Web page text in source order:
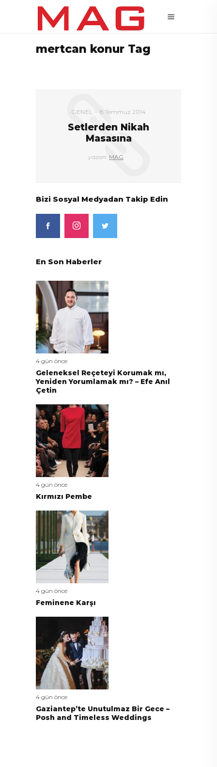
mertcan konur Tag
GENEL 8 Temmuz 2014
Setlerden Nikah
Masasına
yazan: MAG
Bizi Sosyal Medyadan Takip Edin
En Son Haberler
4 gün önce
Geleneksel Reçeteyi Korumak mı,
Yeniden Yorumlamak mı? – Efe Anıl
Çetin
4 gün önce
Kırmızı Pembe
4 gün önce
Feminene Karşı
4 gün önce
Gaziantep’te Unutulmaz Bir Gece –
Posh and Timeless Weddings